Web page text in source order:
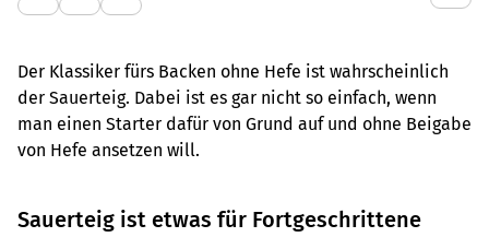
Der Klassiker fürs Backen ohne Hefe ist wahrscheinlich
der Sauerteig. Dabei ist es gar nicht so einfach, wenn
man einen Starter dafür von Grund auf und ohne Beigabe
von Hefe ansetzen will.
Sauerteig ist etwas für Fortgeschrittene